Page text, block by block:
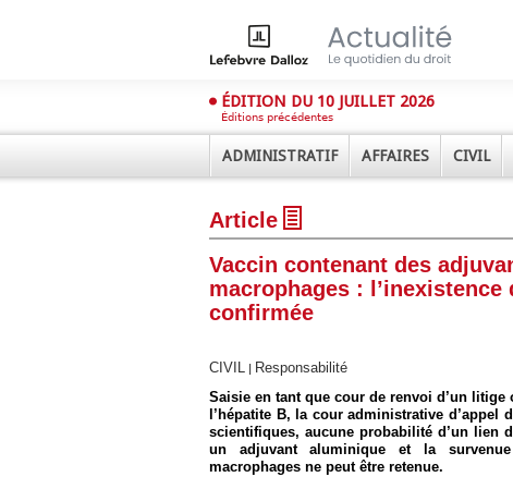
ÉDITION DU 10 JUILLET 2026
Éditions précédentes
ADMINISTRATIF AFFAIRES CIVIL
Article
Vaccin contenant des
macrophages :
confirmée
CIVIL
Responsabilité
Saisie en tant que cour de renvoi d’un litige
l’hépatite B, la cour administrative d’appel
scientifiques, aucune probabilité d’un lien
un adjuvant aluminique et la
macrophages ne peut être retenue.